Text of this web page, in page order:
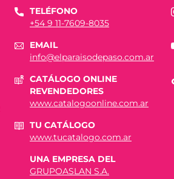
TELÉFONO
+54 9 11-7609-8035
EMAIL
info@elparaisodepaso.com.ar
CATÁLOGO ONLINE
REVENDEDORES
www.catalogoonline.com.ar
TU CATÁLOGO
www.tucatalogo.com.ar
UNA EMPRESA DEL
GRUPOASLAN S.A.